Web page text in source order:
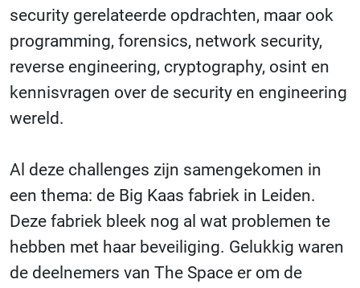
security gerelateerde opdrachten, maar ook
programming, forensics, network security,
reverse engineering, cryptography, osint en
kennisvragen over de security en engineering
wereld.
Al deze challenges zijn samengekomen in
een thema: de Big Kaas fabriek in Leiden.
Deze fabriek bleek nog al wat problemen te
hebben met haar beveiliging. Gelukkig waren
de deelnemers van The Space er om de